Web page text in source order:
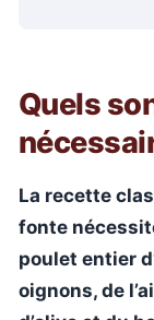
Quels
La recette
fonte
poulet entier
oignons, de